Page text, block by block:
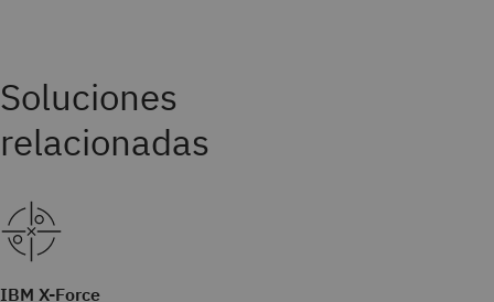
IBM X-Force